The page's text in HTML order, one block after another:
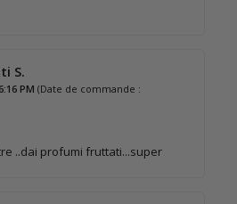
S.
PM (Date de commande :
..dai profumi fruttati...super